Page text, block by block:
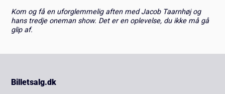
Kom og få en uforglemmelig aften med Jacob Taarnhøj og
hans tredje oneman show. Det er en oplevelse, du ikke må gå
glip af.
Billetsalg.dk